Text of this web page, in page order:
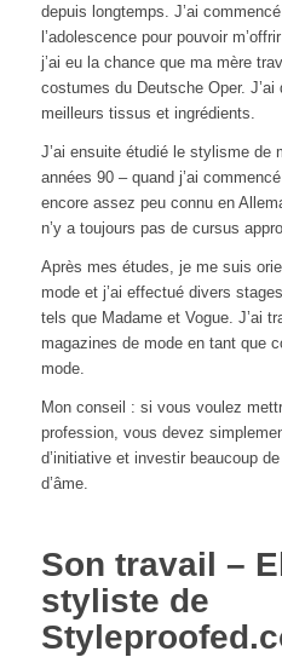
depuis longtemps. J’ai
l’adolescence pour pouvoir
j’ai eu la chance que ma mère
costumes du Deutsche Oper.
meilleurs tissus et ingrédients.
J’ai ensuite étudié le stylisme de
années 90 – quand j’ai
encore assez peu connu en
n’y a toujours pas de cursus
Après mes études, je me suis
mode et j’ai effectué divers
tels que Madame et Vogue. J’ai
magazines de mode en tant que
mode.
Mon conseil : si vous voulez
profession, vous devez
d’initiative et investir beaucoup
d’âme.
Son travail –
styliste de